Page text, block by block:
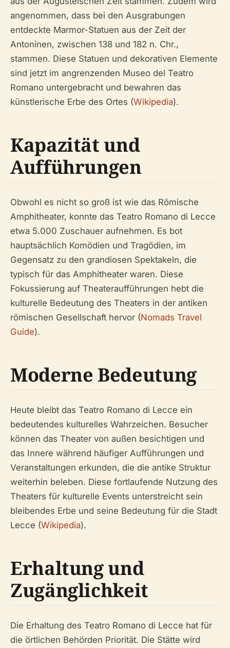
angenommen, dass bei den Ausgrabungen
entdeckte Marmor-Statuen aus der Zeit der
Antoninen, zwischen 138 und 182 n. Chr.,
stammen. Diese Statuen und dekorativen Elemente
sind jetzt im angrenzenden Museo del Teatro
Romano untergebracht und bewahren das
künstlerische Erbe des Ortes (Wikipedia).
Kapazität und
Aufführungen
Obwohl es nicht so groß ist wie das Römische
Amphitheater, konnte das Teatro Romano di Lecce
etwa 5.000 Zuschauer aufnehmen. Es bot
hauptsächlich Komödien und Tragödien, im
Gegensatz zu den grandiosen Spektakeln, die
typisch für das Amphitheater waren. Diese
Fokussierung auf Theateraufführungen hebt die
kulturelle Bedeutung des Theaters in der antiken
römischen Gesellschaft hervor (Nomads Travel
Guide).
Moderne Bedeutung
Heute bleibt das Teatro Romano di Lecce ein
bedeutendes kulturelles Wahrzeichen. Besucher
können das Theater von außen besichtigen und
das Innere während häufiger Aufführungen und
Veranstaltungen erkunden, die die antike Struktur
weiterhin beleben. Diese fortlaufende Nutzung des
Theaters für kulturelle Events unterstreicht sein
bleibendes Erbe und seine Bedeutung für die Stadt
Lecce (Wikipedia).
Erhaltung und
Zugänglichkeit
Die Erhaltung des Teatro Romano di Lecce hat für
die örtlichen Behörden Priorität. Die Stätte wird